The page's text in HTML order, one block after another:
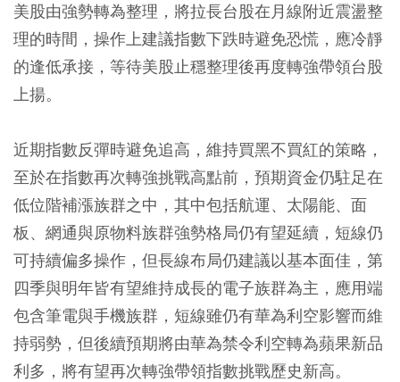
美股由強勢轉為整理，將拉長台股在月線附近震盪整
理的時間，操作上建議指數下跌時避免恐慌，應冷靜
的逢低承接，等待美股止穩整理後再度轉強帶領台股
上揚。
近期指數反彈時避免追高，維持買黑不買紅的策略，
至於在指數再次轉強挑戰高點前，預期資金仍駐足在
低位階補漲族群之中，其中包括航運、太陽能、面
板、網通與原物料族群強勢格局仍有望延續，短線仍
可持續偏多操作，但長線布局仍建議以基本面佳，第
四季與明年皆有望維持成長的電子族群為主，應用端
包含筆電與手機族群，短線雖仍有華為利空影響而維
持弱勢，但後續預期將由華為禁令利空轉為蘋果新品
利多，將有望再次轉強帶領指數挑戰歷史新高。